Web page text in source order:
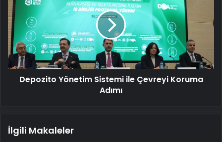
Sistemi
ile
Çevreyi
Koruma
Adımı
Depozito Yönetim Sistemi ile Çevreyi Koruma
Adımı
İlgili Makaleler